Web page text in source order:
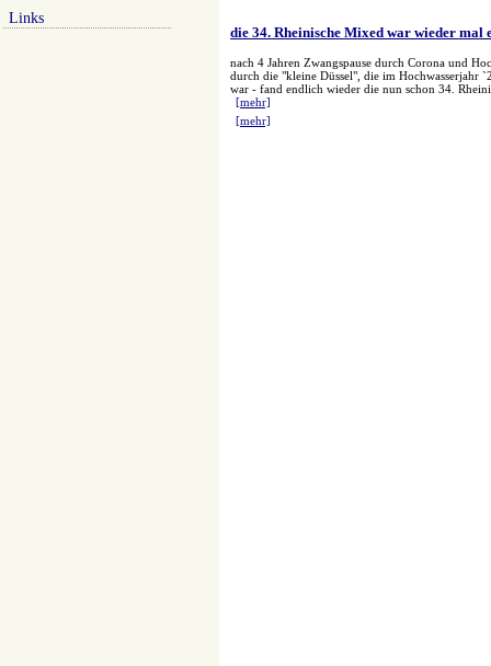
Links
die 34. Rheinische Mixed war wieder mal
nach 4 Jahren Zwangspause durch Corona und
durch die "kleine Düssel", die im Hochwasserjahr
war - fand endlich wieder die nun schon 34.
[mehr]
[mehr]